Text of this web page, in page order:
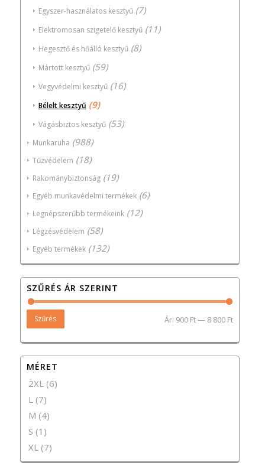
Egyszer-használatos kesztyű (7)
Elektromosan szigetelő kesztyű (11)
Hegesztő és hőálló kesztyű (8)
Mártott kesztyű (59)
Vegyvédelmi kesztyű (16)
Bélelt kesztyű (9)
Vágásbiztos kesztyű (53)
Munkaruha (988)
Tűzvédelem (18)
Rakománybiztonság (19)
Egyéb munkavédelmi termékek (6)
Legnépszerűbb termékeink (12)
Légzésvédelem (58)
Egyéb termékek (132)
SZŰRÉS ÁR SZERINT
Szűrés Ár: 900 Ft— 8 800 Ft
MÉRET
2XL (6)
L (7)
M (4)
S (1)
XL (7)